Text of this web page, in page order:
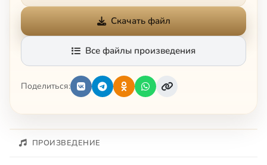
Скачать файл
Все файлы произведения
Поделиться:
ПРОИЗВЕДЕНИЕ